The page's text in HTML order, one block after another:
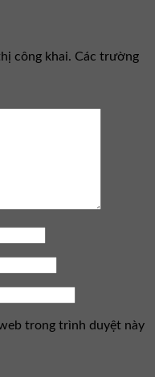
công khai. Các trường
trong trình duyệt này